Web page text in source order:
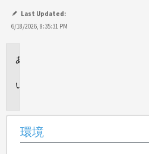
Last Updated:
6/18/2026, 8:35:31 PM
環境